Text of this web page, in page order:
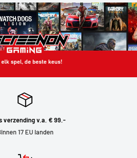
verzending v.a. € 99.-
17 EU landen